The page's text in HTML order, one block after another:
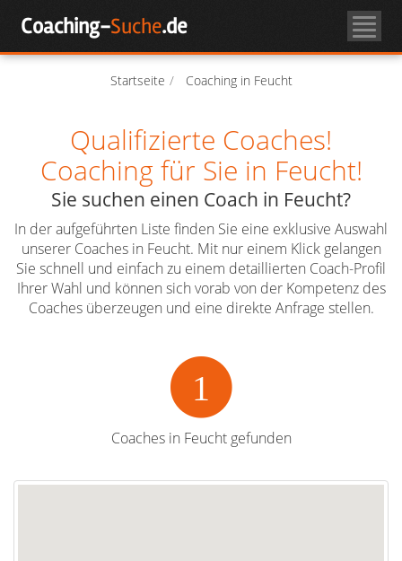
Coaching-Suche.de
Startseite Coaching in Feucht
Qualifizierte Coaches!
Coaching für Sie in Feucht!
Sie suchen einen Coach in Feucht?
In der aufgeführten Liste finden Sie eine exklusive Auswahl
unserer Coaches in Feucht. Mit nur einem Klick gelangen
Sie schnell und einfach zu einem detaillierten Coach-Profil
Ihrer Wahl und können sich vorab von der Kompetenz des
Coaches überzeugen und eine direkte Anfrage stellen.
1
Coaches in Feucht gefunden
Coachsuche
Coach-Login
Als Coach registrieren